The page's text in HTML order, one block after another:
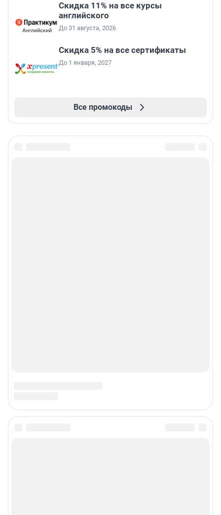
Скидка 11% на все курсы
английского
До 31 августа, 2026
Скидка 5% на все сертификаты
До 1 января, 2027
Все промокоды